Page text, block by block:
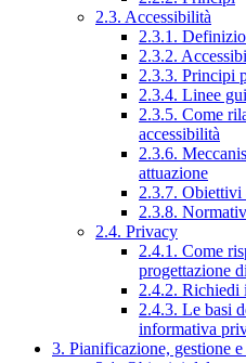
2.3. Accessibilità
2.3.1.
2.3.2.
2.3.3. Principi
2.3.4. Linee
2.3.5. Come
accessibilità
2.3.6.
attuazione
2.3.7. Obiettivi
2.3.8.
2.4. Privacy
2.4.1. Come
progettazione
2.4.2. Richiedi
2.4.3. Le basi
informativa
3. Pianificazione, gestione e